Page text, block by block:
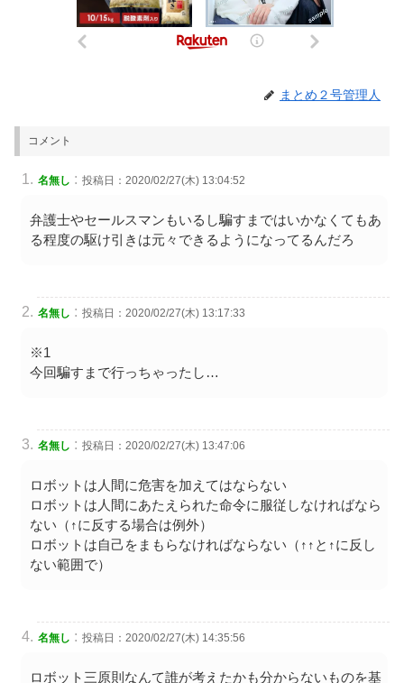
まとめ２号管理人
コメント
名無し : 投稿日：2020/02/27(木) 13:04:52
弁護士やセールスマンもいるし騙すまではいかなくてもあ
る程度の駆け引きは元々できるようになってるんだろ
名無し : 投稿日：2020/02/27(木) 13:17:33
※1
今回騙すまで行っちゃったし…
名無し : 投稿日：2020/02/27(木) 13:47:06
ロボットは人間に危害を加えてはならない
ロボットは人間にあたえられた命令に服従しなければなら
ない（↑に反する場合は例外）
ロボットは自己をまもらなければならない（↑↑と↑に反し
ない範囲で）
名無し : 投稿日：2020/02/27(木) 14:35:56
ロボット三原則なんて誰が考えたかも分からないものを基